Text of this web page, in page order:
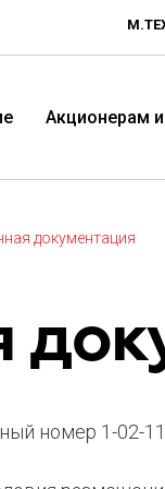
Акционерам
документация
номер 1-02-